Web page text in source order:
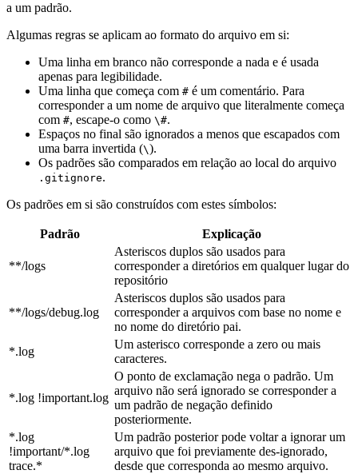
a um padrão.
Algumas regras se aplicam ao formato do arquivo em si:
Uma linha em branco não corresponde a nada e é usada
apenas para legibilidade.
Uma linha que começa com # é um comentário. Para
corresponder a um nome de arquivo que literalmente começa
com #, escape-o como \#.
Espaços no final são ignorados a menos que escapados com
uma barra invertida (\).
Os padrões são comparados em relação ao local do arquivo
.gitignore.
Os padrões em si são construídos com estes símbolos:
Padrão Explicação
**/logs
Asteriscos duplos são usados para
corresponder a diretórios em qualquer lugar do
repositório
**/logs/debug.log
Asteriscos duplos são usados para
corresponder a arquivos com base no nome e
no nome do diretório pai.
*.log
Um asterisco corresponde a zero ou mais
caracteres.
*.log !important.log
O ponto de exclamação nega o padrão. Um
arquivo não será ignorado se corresponder a
um padrão de negação definido
posteriormente.
*.log
!important/*.log
trace.*
Um padrão posterior pode voltar a ignorar um
arquivo que foi previamente des-ignorado,
desde que corresponda ao mesmo arquivo.